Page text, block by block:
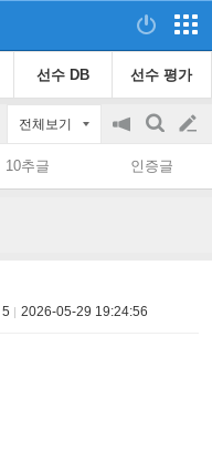
선수 DB 선수 평가
전체보기
공
on/off
검
색
글
쓰
10추글 인증글
5 2026-05-29 19:24:56